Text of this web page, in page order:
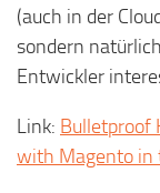
(auch in der
sondern
Entwickler
Link: Bulletproof
with Magento in